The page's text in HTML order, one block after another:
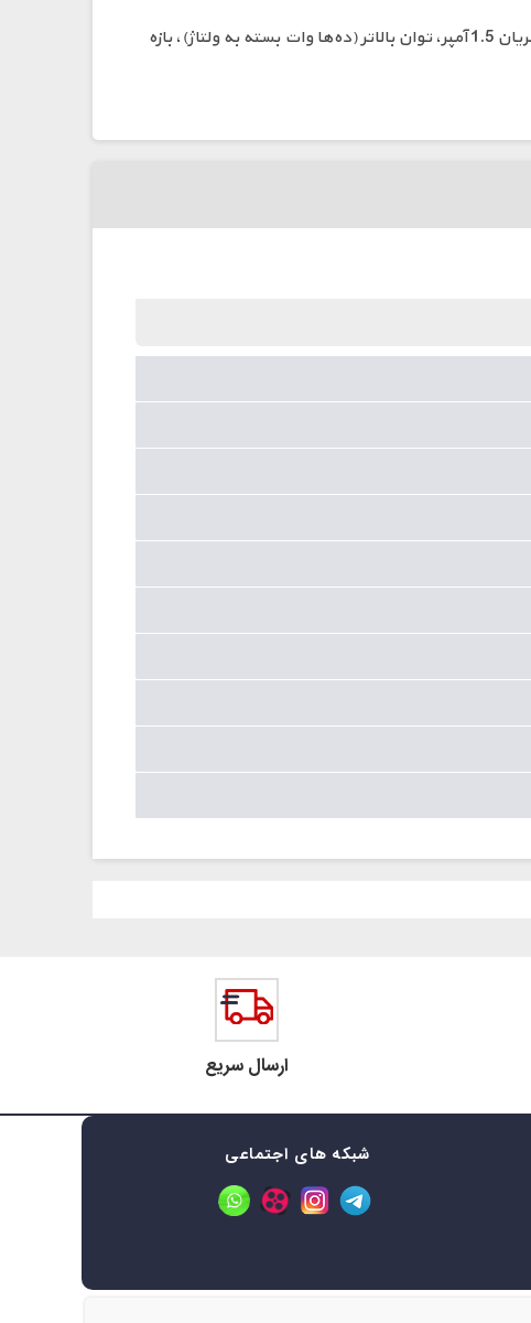
ماژول XL7015 محدود به حداکثر جریان 0.8 آمپر و توان حدود 7 وات و خروجی تا 20 ولت است، اما LX8015 با حداکثر جریان 1.5 آمپر، توان بالاتر (ده‌ها وات بسته به ولتاژ)، بازه
ارسال سریع
شبکه های اجتماعی